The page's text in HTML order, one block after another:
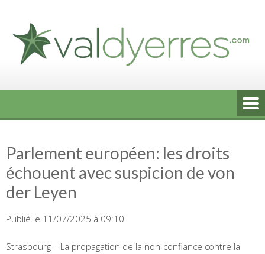
content
Parlement européen: les droits
échouent avec suspicion de von
der Leyen
Publié le 11/07/2025 à 09:10
Strasbourg – La propagation de la non-confiance contre la